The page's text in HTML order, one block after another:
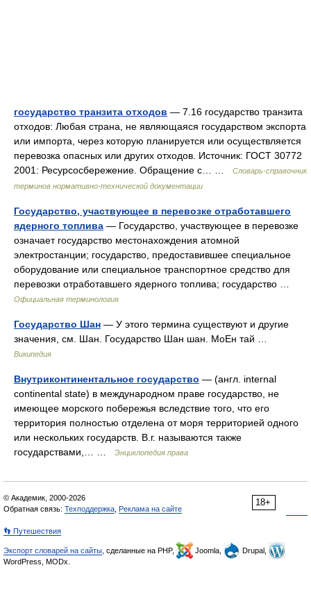
государство транзита отходов — 7.16 государство транзита
отходов: Любая страна, не являющаяся государством экспорта
или импорта, через которую планируется или осуществляется
перевозка опасных или других отходов. Источник: ГОСТ 30772
2001: Ресурсосбережение. Обращение с… …
Словарь-справочник
терминов нормативно-технической документации
Государство, участвующее в перевозке отработавшего
ядерного топлива — Государство, участвующее в перевозке
означает государство местонахождения атомной
электростанции; государство, предоставившее специальное
оборудование или специальное транспортное средство для
перевозки отработавшего ядерного топлива; государство …
Официальная терминология
Государство Шан — У этого термина существуют и другие
значения, см. Шан. Государство Шан шан. МоЕн тай …
Википедия
Внутриконтинентальное государство — (англ. internal
continental state) в международном праве государство, не
имеющее морского побережья вследствие того, что его
территория полностью отделена от моря территорией одного
или нескольких государств. В.г. называются также
государствами,… …
Энциклопедия права
18+
© Академик, 2000-2026
Обратная связь: Техподдержка Реклама на сайте
👣 Путешествия
Экспорт словарей на сайты , сделанные на PHP, Joomla,
Drupal,
WordPress, MODx.